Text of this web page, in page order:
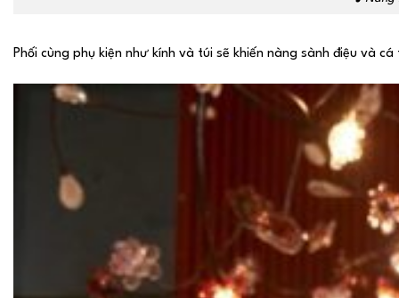
Phối cùng phụ kiện như kính và túi sẽ khiến nàng sành điệu và